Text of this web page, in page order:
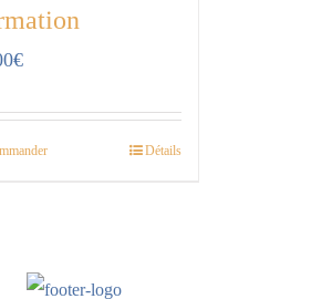
€
Détails